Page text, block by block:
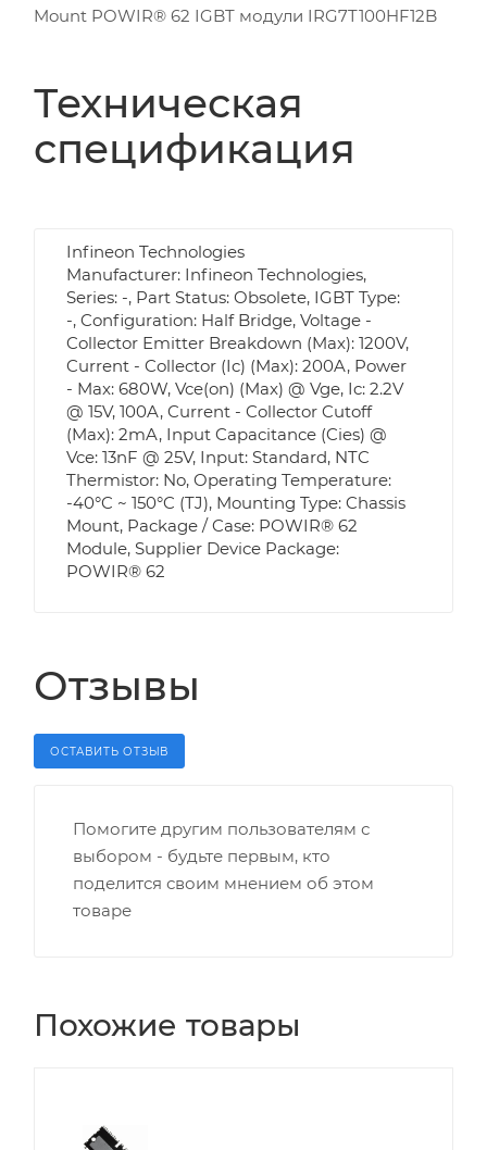
Mount POWIR® 62 IGBT модули IRG7T100HF12B
Техническая
спецификация
Infineon Technologies
Manufacturer: Infineon Technologies,
Series: -, Part Status: Obsolete, IGBT Type:
-, Configuration: Half Bridge, Voltage -
Collector Emitter Breakdown (Max): 1200V,
Current - Collector (Ic) (Max): 200A, Power
- Max: 680W, Vce(on) (Max) @ Vge, Ic: 2.2V
@ 15V, 100A, Current - Collector Cutoff
(Max): 2mA, Input Capacitance (Cies) @
Vce: 13nF @ 25V, Input: Standard, NTC
Thermistor: No, Operating Temperature:
-40°C ~ 150°C (TJ), Mounting Type: Chassis
Mount, Package / Case: POWIR® 62
Module, Supplier Device Package:
POWIR® 62
Отзывы
ОСТАВИТЬ ОТЗЫВ
Помогите другим пользователям с
выбором - будьте первым, кто
поделится своим мнением об этом
товаре
Похожие товары